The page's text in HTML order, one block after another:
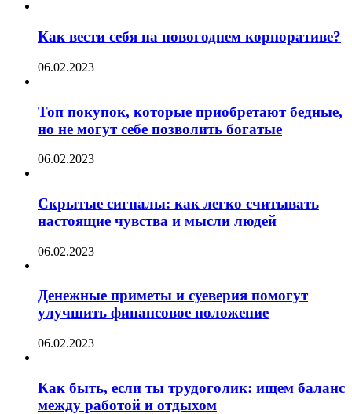
Как вести себя на новогоднем корпоративе?
06.02.2023
Топ покупок, которые приобретают бедные,
но не могут себе позволить богатые
06.02.2023
Скрытые сигналы: как легко считывать
настоящие чувства и мысли людей
06.02.2023
Денежные приметы и суеверия помогут
улучшить финансовое положение
06.02.2023
Как быть, если ты трудоголик: ищем баланс
между работой и отдыхом